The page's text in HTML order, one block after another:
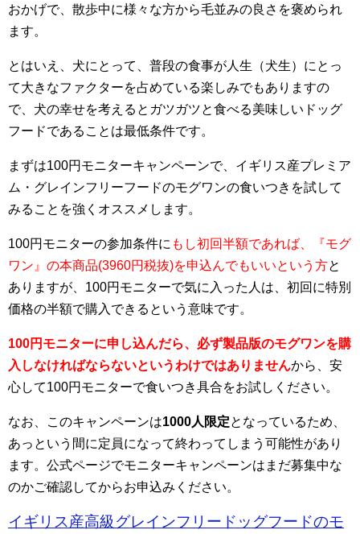
おかげで、散歩中に様々な方から毛並みの良さを褒められ
ます。
とはいえ、犬にとって、普段の食事が人生（犬生）にとっ
て大きなファクターを占めている楽しみでもありますの
で、犬の幸せを考えるとガツガツと食べる美味しいドッグ
フードであることは最低条件です。
まずは100円モニターキャンペーンで、イギリス産プレミア
ム・グレインフリーフードのモグワンの食いつきを試して
みることを強くオススメします。
100円モニターの参加条件に もし初回半額であれば、『モグ
ワン』の本商品(3960円税抜)を申込んでもいいという方と
ありますが、100円モニターで気に入った人は、初回に特別
価格の半額で購入できるという意味です。
100円モニターに申し込んだら、必ず製品版のモグワンを購
入しなければならないというわけではありませんから、安
心して100円モニターで食いつき具合をお試しください。
なお、このキャンペーンは1000人限定となっているため、
あっという間に定員になって終わってしまう可能性があり
ます。公式ページでモニターキャンペーンはまだ募集中な
のかご確認してからお申込みください。
イギリス産高級グレインフリードッグフードのモ